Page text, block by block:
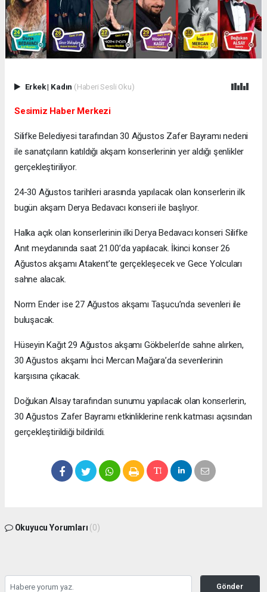
Erkek| Kadın (Haberi Sesli Oku)
Sesimiz Haber Merkezi
Silifke Belediyesi tarafından 30 Ağustos Zafer Bayramı nedeni
ile sanatçıların katıldığı akşam konserlerinin yer aldığı şenlikler
gerçekleştiriliyor.
24-30 Ağustos tarihleri arasında yapılacak olan konserlerin ilk
bugün akşam Derya Bedavacı konseri ile başlıyor.
Halka açık olan konserlerinin ilki Derya Bedavacı konseri Silifke
Anıt meydanında saat 21.00’da yapılacak. İkinci konser 26
Ağustos akşamı Atakent’te gerçekleşecek ve Gece Yolcuları
sahne alacak.
Norm Ender ise 27 Ağustos akşamı Taşucu’nda sevenleri ile
buluşacak.
Hüseyin Kağıt 29 Ağustos akşamı Gökbelen’de sahne alırken,
30 Ağustos akşamı İnci Mercan Mağara’da sevenlerinin
karşısına çıkacak.
Doğukan Alsay tarafından sunumu yapılacak olan konserlerin,
30 Ağustos Zafer Bayramı etkinliklerine renk katması açısından
gerçekleştirildiği bildirildi.
Okuyucu Yorumları (0)
Gönder